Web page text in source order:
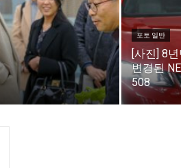
日文
日文
포토 일반
[사진] 8
변경된
508